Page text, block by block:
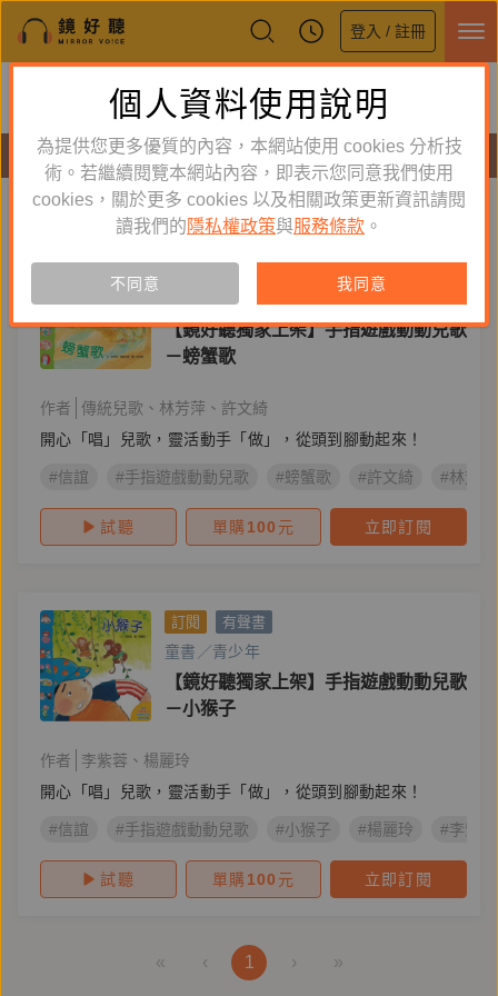
登入 / 註冊
鏡好聽全新APP上線
體驗全面升級，即刻下載
有聲書
手指遊戲動動兒歌 新到舊 舊到新
有聲書
童書／青少年
【鏡好聽獨家上架】手指遊戲動動兒歌
－螃蟹歌
作者 傳統兒歌 林芳萍
許文綺
開心「唱」兒歌，靈活動手「做」，從頭到腳動起來！
#信誼 #手指遊戲動動兒歌 #螃蟹歌 #許文綺 #林芳萍
試聽 單購100 元 立即訂閱
訂閱 有聲書
童書／青少年
【鏡好聽獨家上架】手指遊戲動動兒歌
－小猴子
作者 李紫蓉
楊麗玲
開心「唱」兒歌，靈活動手「做」，從頭到腳動起來！
#信誼 #手指遊戲動動兒歌 #小猴子 #楊麗玲 #李紫蓉
試聽 單購100 元 立即訂閱
« ‹ 1 › »
個人資料使用說明
為提供您更多優質的內容，本網站使用 cookies 分析技
術。若繼續閱覽本網站內容，即表示您同意我們使用
cookies，關於更多 cookies 以及相關政策更新資訊請閱
讀我們的 隱私權政策與服務條款 。
不同意 我同意